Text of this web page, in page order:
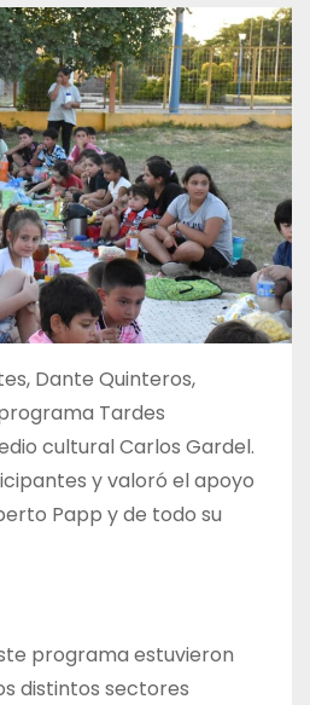
Dante Quinteros,
Tardes
cultural Carlos Gardel.
y valoró el apoyo
Papp y de todo su
programa estuvieron
distintos sectores